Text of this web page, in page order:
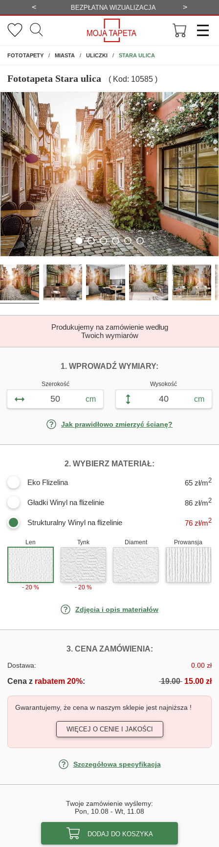
< BEZPŁATNA WIZUALIZACJA >
FOTOTAPETYNA ŚCIANĘ
MIASTA ULICZKI STARA ULICA
Fototapeta Stara ulica ( Kod: 10585 )
Produkujemy na zamówienie według
Twoich wymiarów
1. WPROWADŹ WYMIARY:
Szerokość
cm
Wysokość
cm
Jak prawidłowo zmierzyć ścianę?
2. WYBIERZ MATERIAŁ:
Eko Flizelina 65 zł/m2
Gładki Winyl na flizelinie 86 zł/m2
Strukturalny Winyl na flizelinie 76 zł/m2
Len
- 20 %
Tynk
- 20 %
Diament Prowansja
Zdjęcia i opis materiałów
3. CENA ZAMÓWIENIA:FOTOTAPETY
Dostawa: 0.00 zł
Cena z rabatem 20%: 19.00 15.00 zł
Gwarantujemy, że cena w naszym sklepie jest najniższa !
WIĘCEJ O CENIE I JAKOŚCI
Szczegółowa specyfikacja
Twoje zamówienie wyślemy:
Pon, 10.08 - Wt, 11.08
DODAJ DO KOSZYKA